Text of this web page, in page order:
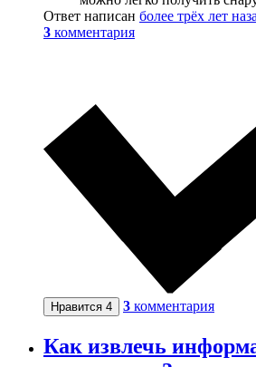
Ответ написан более трёх лет
3 комментария
Нравится 4 3 комментария
Как извлечь